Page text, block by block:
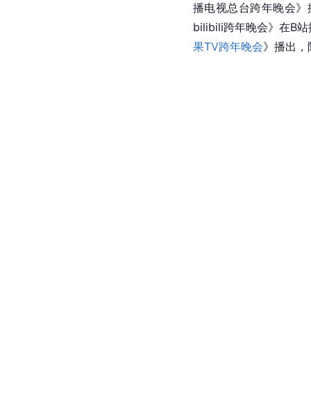
播电视总台跨年晚会
bilibili跨年晚会》在B
果TV跨年晚会》播出